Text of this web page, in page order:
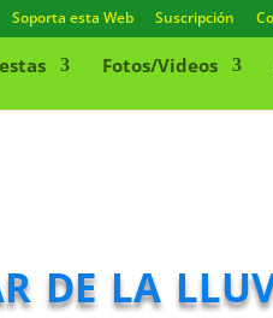
Soporta esta Web Suscripción
Fotos/Videos
de la